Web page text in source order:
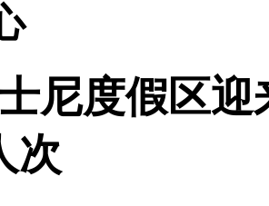
尼度假区
次